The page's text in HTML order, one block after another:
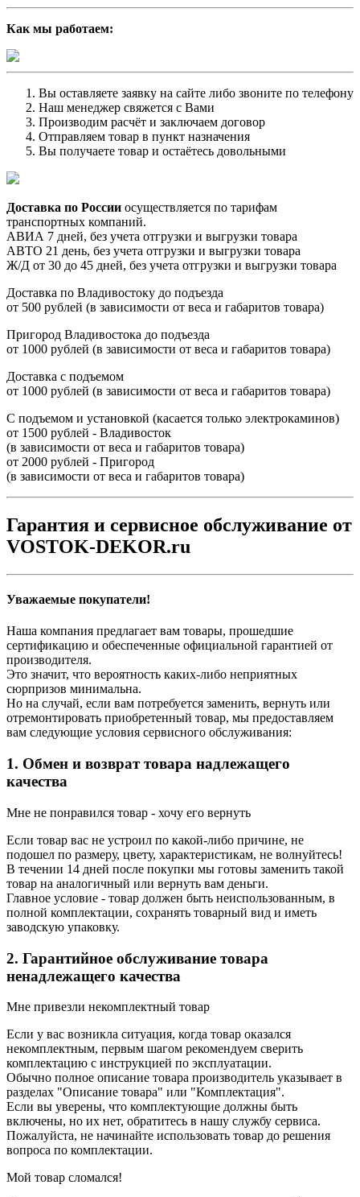
Как мы работаем:
Вы оставляете заявку на сайте либо звоните по телефону
Наш менеджер свяжется с Вами
Производим расчёт и заключаем договор
Отправляем товар в пункт назначения
Вы получаете товар и остаётесь довольными
Доставка по России осуществляется по тарифам
транспортных компаний.
АВИА 7 дней, без учета отгрузки и выгрузки товара
АВТО 21 день, без учета отгрузки и выгрузки товара
Ж/Д от 30 до 45 дней, без учета отгрузки и выгрузки товара
Доставка по Владивостоку до подъезда
от 500 рублей (в зависимости от веса и габаритов товара)
Пригород Владивостока до подъезда
от 1000 рублей (в зависимости от веса и габаритов товара)
Доставка с подъемом
от 1000 рублей (в зависимости от веса и габаритов товара)
С подъемом и установкой (касается только электрокаминов)
от 1500 рублей - Владивосток
(в зависимости от веса и габаритов товара)
от 2000 рублей - Пригород
(в зависимости от веса и габаритов товара)
Гарантия и сервисное обслуживание от
VOSTOK-DEKOR.ru
Уважаемые покупатели!
Наша компания предлагает вам товары, прошедшие
сертификацию и обеспеченные официальной гарантией от
производителя.
Это значит, что вероятность каких-либо неприятных
сюрпризов минимальна.
Но на случай, если вам потребуется заменить, вернуть или
отремонтировать приобретенный товар, мы предоставляем
вам следующие условия сервисного обслуживания:
1. Обмен и возврат товара надлежащего
качества
Мне не понравился товар - хочу его вернуть
Если товар вас не устроил по какой-либо причине, не
подошел по размеру, цвету, характеристикам, не волнуйтесь!
В течении 14 дней после покупки мы готовы заменить такой
товар на аналогичный или вернуть вам деньги.
Главное условие - товар должен быть неиспользованным, в
полной комплектации, сохранять товарный вид и иметь
заводскую упаковку.
2. Гарантийное обслуживание товара
ненадлежащего качества
Мне привезли некомплектный товар
Если у вас возникла ситуация, когда товар оказался
некомплектным, первым шагом рекомендуем сверить
комплектацию с инструкцией по эксплуатации.
Обычно полное описание товара производитель указывает в
разделах "Описание товара" или "Комплектация".
Если вы уверены, что комплектующие должны быть
включены, но их нет, обратитесь в нашу службу сервиса.
Пожалуйста, не начинайте использовать товар до решения
вопроса по комплектации.
Мой товар сломался!